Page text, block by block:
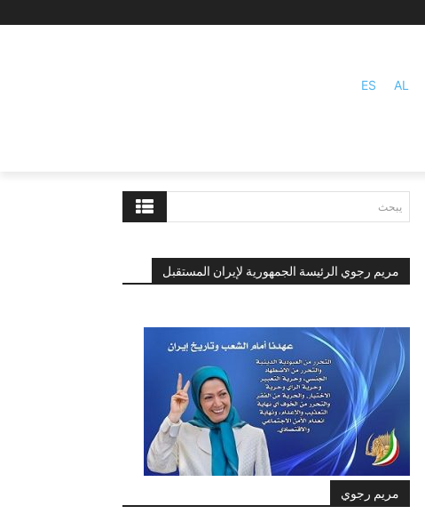
ES AL
يبحث
مريم رجوي الرئيسة الجمهورية لإيران المستقبل
مريم رجوي